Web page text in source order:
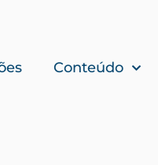
Conteúdo